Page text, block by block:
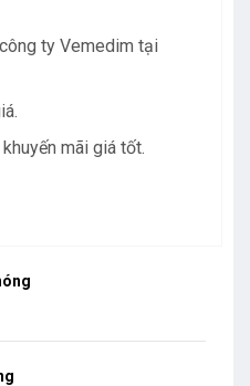
ty Vemedim tại
mãi giá tốt.